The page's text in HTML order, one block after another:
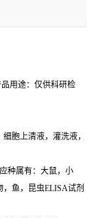
品用途：仅供科研检
胞上清液，灌洗液，
种属有：大鼠，小
鱼，昆虫ELISA试剂